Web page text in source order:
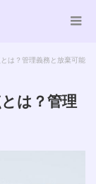
は？管理義務と放棄可能
は？管理